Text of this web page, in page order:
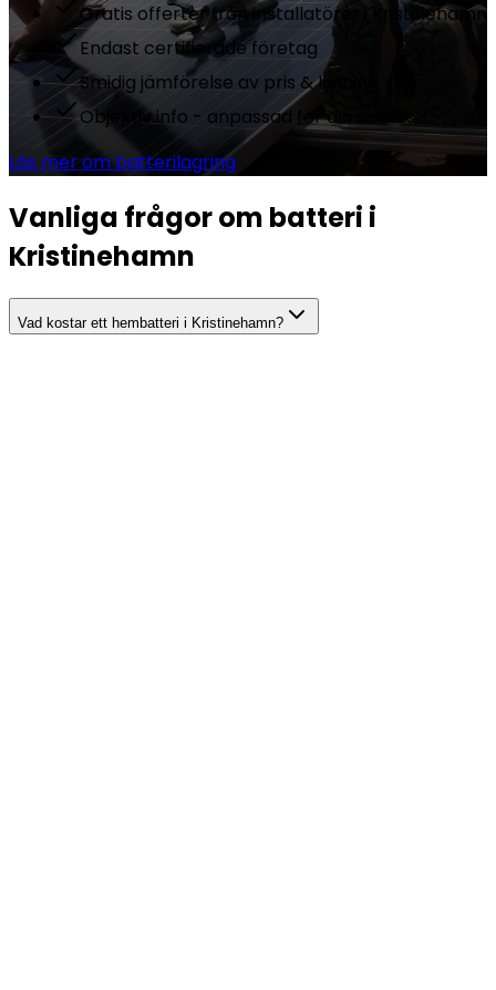
Gratis offerter från installatörer i Kristinehamn
Endast certifierade företag
Smidig jämförelse av pris & lösning
Objektiv info - anpassad för din adress
Läs mer om batterilagring
Vanliga frågor om batteri i
Kristinehamn
Vad kostar ett hembatteri i Kristinehamn?